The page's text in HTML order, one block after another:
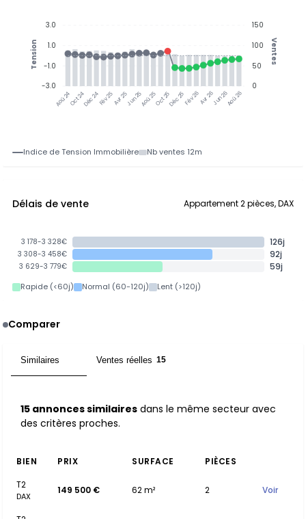
Aoû 24Oct 24Déc 24Fév 25Avr 25Jun 25Aoû 25Oct 25Déc 25Fév 26Avr 26Jun 26Aoû 26
150
100
50
0
Ventes
3.0
1.0
-1.0
-3.0
Tension
Indice de Tension Immobilière Nb ventes 12m
Délais de vente Appartement 2 pièces, DAX
3 178-3 328€ 126j
3 308-3 458€ 92j
3 629-3 779€ 59j
Rapide (<60j) Normal (60-120j) Lent (>120j)
Comparer
Similaires Ventes réelles 15
15 annonces similaires dans le même secteur avec
des critères proches.
BIEN PRIX SURFACE
PIÈCES
T2
DAX
149 500 € 62 m² 2 Voir